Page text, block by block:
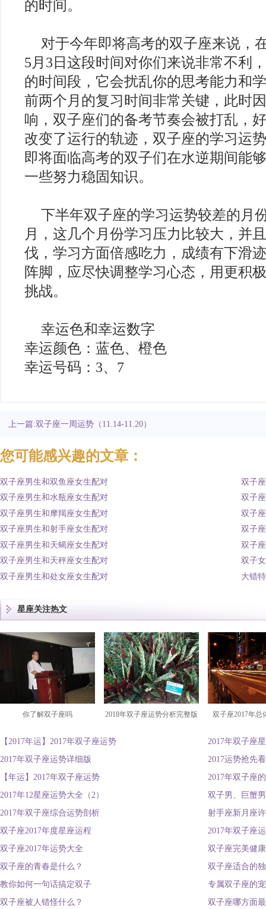
的时间。
对于今年即将高考的双子座来说，
5月3日这段时间对你们来说非常不利
的时间段，它会扰乱你的思考能力和
前两个月的复习时间非常关键，此时
响，双子座们的备考节奏会被打乱，
改变了运行的轨迹，双子座的学习运
即将面临高考的双子们在水逆期间能
一些努力稳固知识。
下半年双子座的学习运势较差的月
月，这几个月份学习压力比较大，并
伐，学习方面倍感吃力，成绩有下滑
阵脚，应尽快调整学习心态，用更积
挑战。
幸运色和幸运数字
幸运颜色：蓝色、橙色
幸运号码：3、7
上一篇:双子座一周运势（11.14-11.20）
您可能感兴趣的文章：
双子座男生和双鱼座女生配对
双子座男生和水瓶座女生配对
双子座男生和摩羯座女生配对
双子座男生和射手座女生配对
双子座男生和天蝎座女生配对
双子座男生和天秤座女生配对
双子座男生和处女座女生配对
双子
双子
双子
双子
双子
双子
大错
星座关注热文
你了解双子座吗 2018年双子座运势分析完整版 双子座2017年总
【2017年运】2017年双子座运势
2017年双子座
2017年双子座运势详细版
2017运势抢先
【年运】2017年双子座运势
2017年双子座
2017年12星座运势大全（2）
双子男、巨蟹
2017年双子座综合运势剖析
射手座新月座
双子座2017年度星座运程
2017年双子座
双子座2017年运势大全
双子座完美健
双子座的青春是什么？
双子座适合的
教你如何一句话搞定双子
专属双子座的
双子座被人错怪什么？
双子座哪方面